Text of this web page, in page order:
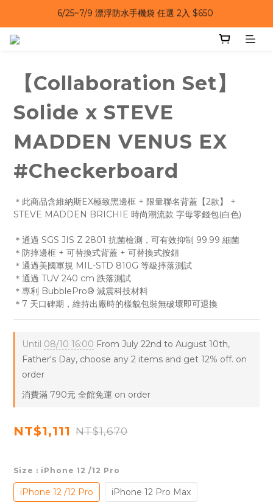
6/25~7/9｜夏日風扇 第二件 69 折
6/25~7/9｜夏日風扇 第二件 69 折
【Collaboration Set】
Solide x STEVE
MADDEN VENUS EX
#Checkerboard
＊此商品含維納斯EX極致黑邊框 + 限量聯名背蓋【2款】 +
STEVE MADDEN BRICHIE 時尚潮流款 字母零錢包(白色)
＊通過 SGS JIS Z 2801 抗菌檢測，可有效抑制 99.99 細菌
＊防摔邊框 + 可替換式背蓋 + 可替換式按鈕
＊通過美國軍規 MIL-STD 810G 等級摔落測試
＊通過 TUV 240 cm 跌落測試
＊專利 BubblePro® 減震科技材料
＊7 天口碑期，維持出廠時的樣貌包裝無破壞即可退換
Until 08/10 16:00 From July 22nd to August 10th,
Father's Day, choose any 2 items and get 12% off. on
order
消費滿 790元 全館免運 on order
NT$1,111 NT$1,670
Size : iPhone 12 /12 Pro
iPhone 12 /12 Pro iPhone 12 Pro Max